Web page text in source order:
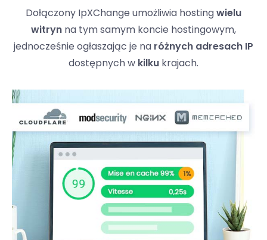
Dołączony IpXChange umożliwia hostingwielu
witrynna tym samym koncie hostingowym,
jednocześnie ogłaszając je na różnych adresach IP
dostępnych w kilkukrajach.